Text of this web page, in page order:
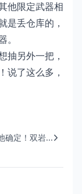
他限定武器相
是丢仓库的，
抽另外一把，
说了这么多，
确定！双岩...